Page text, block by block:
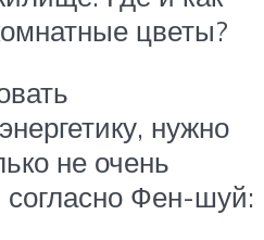
цветы?
нужно
не очень
Фен-шуй: